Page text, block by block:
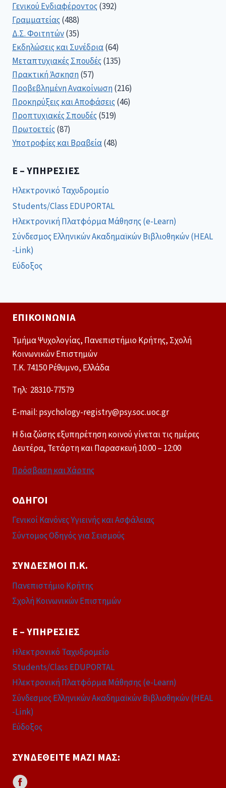
Γενικού Ενδιαφέροντος(392)
Γραμματείας(488)
Δ.Σ. Φοιτητών(35)
Εκδηλώσεις και Συνέδρια(64)
Μεταπτυχιακές Σπουδές(135)
Πρακτική Άσκηση(57)
Προβεβλημένη Ανακοίνωση(216)
Προκηρύξεις και Αποφάσεις(46)
Προπτυχιακές Σπουδές(519)
Πρωτοετείς(87)
Υποτροφίες και Βραβεία(48)
E – ΥΠΗΡΕΣΊΕΣ
Ηλεκτρονικό Ταχυδρομείο
Students/Class EDUPORTAL
Ηλεκτρονική Πλατφόρμα Μάθησης (e-Learn)
Σύνδεσμος Ελληνικών Ακαδημαϊκών Βιβλιοθηκών (HEAL
-Link)
Εύδοξος
ΕΠΙΚΟΙΝΩΝΊΑ
Τμήμα Ψυχολογίας, Πανεπιστήμιο Κρήτης, Σχολή
Κοινωνικών Επιστημών
Τ.Κ. 74150 Ρέθυμνο, Ελλάδα
Tηλ: 28310-77579
E-mail: psychology-registry@psy.soc.uoc.gr
Η δια ζώσης εξυπηρέτηση κοινού γίνεται τις ημέρες
Δευτέρα, Τετάρτη και Παρασκευή 10:00 – 12:00
Πρόσβαση και Χάρτης
ΟΔΗΓΟΊ
Γενικοί Κανόνες Υγιεινής και Ασφάλειας
Σύντομος Οδηγός για Σεισμούς
ΣΎΝΔΕΣΜΟΙ Π.Κ.
Πανεπιστήμιο Κρήτης
Σχολή Κοινωνικών Επιστημών
E – ΥΠΗΡΕΣΊΕΣ
Ηλεκτρονικό Ταχυδρομείο
Students/Class EDUPORTAL
Ηλεκτρονική Πλατφόρμα Μάθησης (e-Learn)
Σύνδεσμος Ελληνικών Ακαδημαϊκών Βιβλιοθηκών (HEAL
-Link)
Εύδοξος
ΣΥΝΔΕΘΕΊΤΕ ΜΑΖΊ ΜΑΣ: